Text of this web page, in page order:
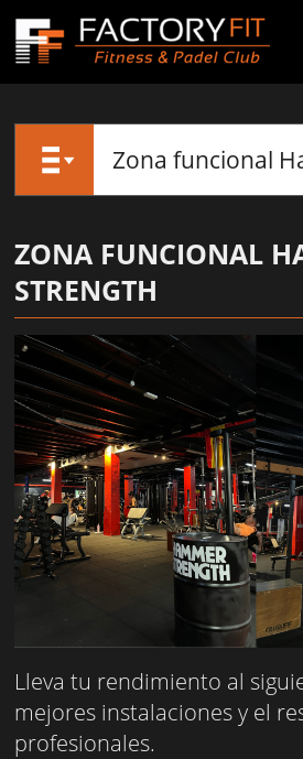
ZONA FUNCIONAL
STRENGTH
Lleva tu rendimiento al
mejores instalaciones y el
profesionales.